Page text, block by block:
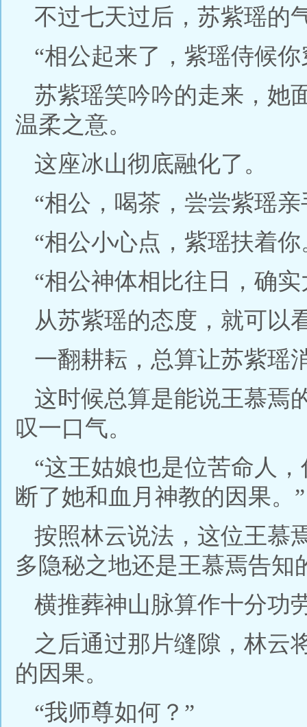
不过七天过后，苏紫瑶的
“相公起来了，紫瑶侍候你
苏紫瑶笑吟吟的走来，她
温柔之意。
这座冰山彻底融化了。
“相公，喝茶，尝尝紫瑶
“相公小心点，紫瑶扶着你
“相公神体相比往日，确
从苏紫瑶的态度，就可以
一翻耕耘，总算让苏紫瑶
这时候总算是能说王慕焉
叹一口气。
“这王姑娘也是位苦命人
断了她和血月神教的因果。”
按照林云说法，这位王慕
多隐秘之地还是王慕焉告知
横推葬神山脉算作十分功
之后通过那片缝隙，林云
的因果。
“我师尊如何？”